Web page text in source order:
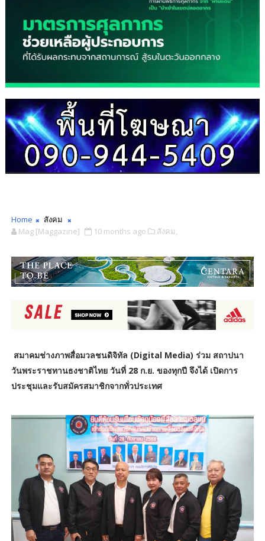
Home
สังคม
Mag [Maggazine]
10 months ago สังคม,
สมาคมช่างภาพสื่อมวลชนดิจิทัล (Digital Media) ร่วม สถาปนา
วันพระราชทานธงชาติไทย วันที่ 28 ก.ย. ของทุกปี จึงได้ เปิดการ
ประชุมและรับสมัครสมาชิกจากทั่วประเทศ